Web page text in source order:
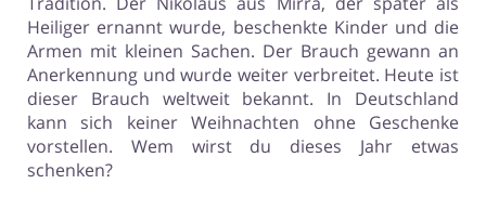
Heiliger ernannt wurde, beschenkte Kinder und die
Armen mit kleinen Sachen. Der Brauch gewann an
Anerkennung und wurde weiter verbreitet. Heute ist
dieser Brauch weltweit bekannt. In Deutschland
kann sich keiner Weihnachten ohne Geschenke
vorstellen. Wem wirst du dieses Jahr etwas
schenken?